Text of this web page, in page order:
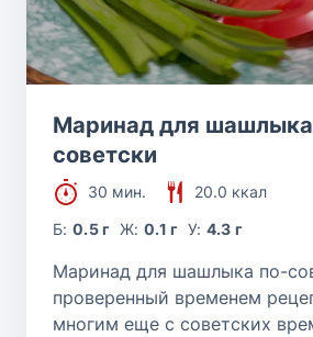
Маринад для
советски
30 мин.
20.0 ккал
Б:0.5 г Ж: 0.1 г У: 4.3 г
Маринад для шашлыка по-
проверенный временем
многим еще с советских